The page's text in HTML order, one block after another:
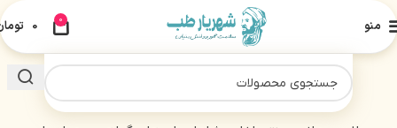
منو 0
0